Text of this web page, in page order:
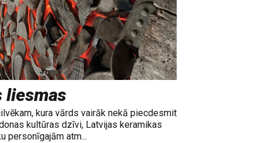
liesmas
kura vārds vairāk nekā piecdesmit
kultūras dzīvi, Latvijas keramikas
personīgajām atm...